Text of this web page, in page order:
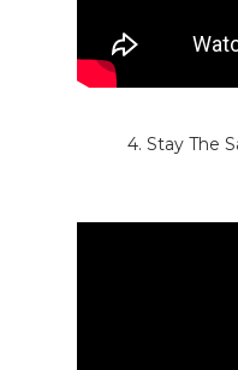
4. Stay The